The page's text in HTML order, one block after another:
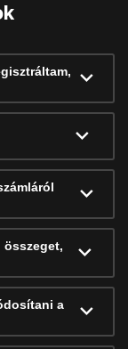
összeget,
a